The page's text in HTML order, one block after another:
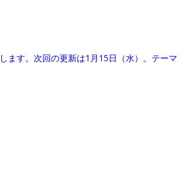
ます。次回の更新は1月15日（水）。テーマ